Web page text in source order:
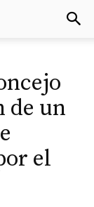
de un
el